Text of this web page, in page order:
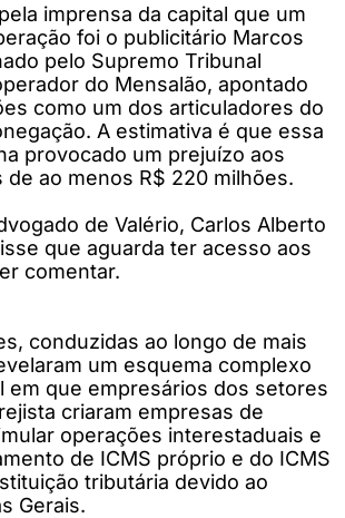
imprensa da capital que um
foi o publicitário Marcos
pelo Supremo Tribunal
do Mensalão, apontado
como um dos articuladores do
A estimativa é que essa
provocado um prejuízo aos
ao menos R$ 220 milhões.
de Valério, Carlos Alberto
que aguarda ter acesso aos
comentar.
conduzidas ao longo de mais
um esquema complexo
em que empresários dos setores
criaram empresas de
operações interestaduais e
de ICMS próprio e do ICMS
tributária devido ao
Gerais.